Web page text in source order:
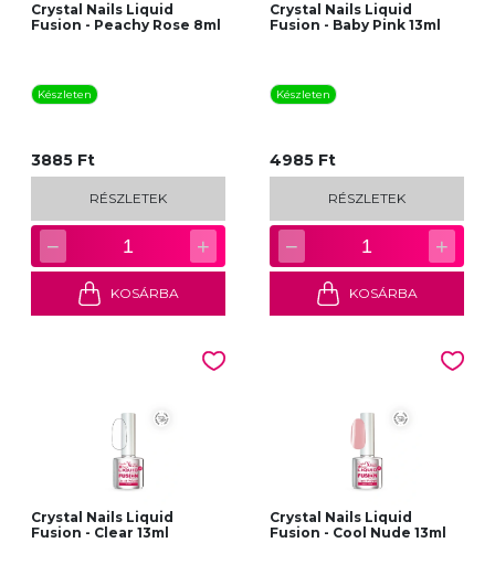
Crystal Nails Liquid
Fusion - Peachy Rose 8ml
Készleten
3885 Ft
RÉSZLETEK
− 1 +
KOSÁRBA
Crystal Nails Liquid
Fusion - Baby Pink 13ml
Készleten
4985 Ft
RÉSZLETEK
− 1 +
KOSÁRBA
Crystal Nails Liquid
Fusion - Clear 13ml
Crystal Nails Liquid
Fusion - Cool Nude 13ml